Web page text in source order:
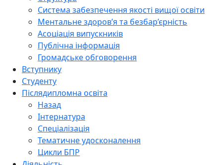
Система забезпечення якості вищої освіти
Ментальне здоров’я та безбар’єрність
Асоціація випускників
Публічна інформація
Громадське обговорення
Вступнику
Студенту
Післядипломна освіта
Назад
Інтернатура
Спеціалізація
Тематичне удосконалення
Цикли БПР